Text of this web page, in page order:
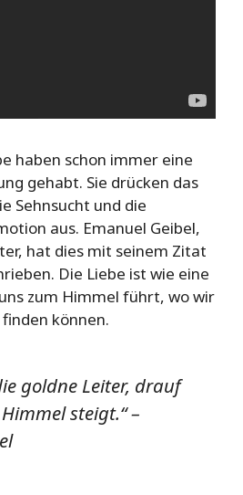
haben schon immer eine
gehabt. Sie drücken das
Sehnsucht und die
aus. Emanuel Geibel,
hat dies mit seinem Zitat
Die Liebe ist wie eine
zum Himmel führt, wo wir
können.
goldne Leiter, drauf
steigt.“ –